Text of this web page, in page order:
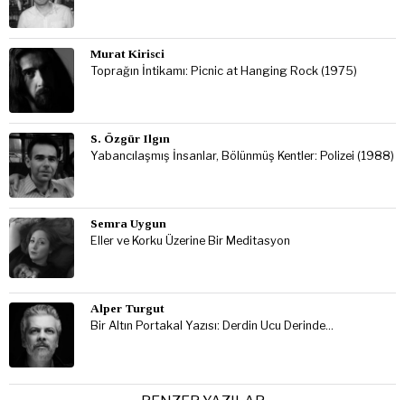
Murat Kirisci
Toprağın İntikamı: Picnic at Hanging Rock (1975)
S. Özgür Ilgın
Yabancılaşmış İnsanlar, Bölünmüş Kentler: Polizei (1988)
Semra Uygun
Eller ve Korku Üzerine Bir Meditasyon
Alper Turgut
Bir Altın Portakal Yazısı: Derdin Ucu Derinde…